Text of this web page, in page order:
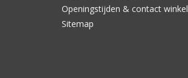
Openingstijden & contact winkel
Sitemap